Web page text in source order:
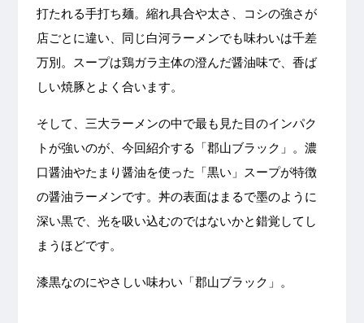
打たれる手打ち麺。縮れ具合や太さ、コシの強さが
店ごとに違い、同じ白河ラーメンでも味わいは千差
万別。スープは鶏ガラ主体の澄んだ醤油味で、香ば
しい焼豚とよく合います。
そして、三大ラーメンの中で最も見た目のインパク
トが強いのが、今回紹介する「郡山ブラック」。濃
口醤油やたまり醤油を使った「黒い」スープが特徴
の醤油ラーメンです。丼の表面はまるで墨のように
深い黒で、光を吸い込むのではないかと錯覚してし
まうほどです。
漆黒なのにやさしい味わい「郡山ブラック」。